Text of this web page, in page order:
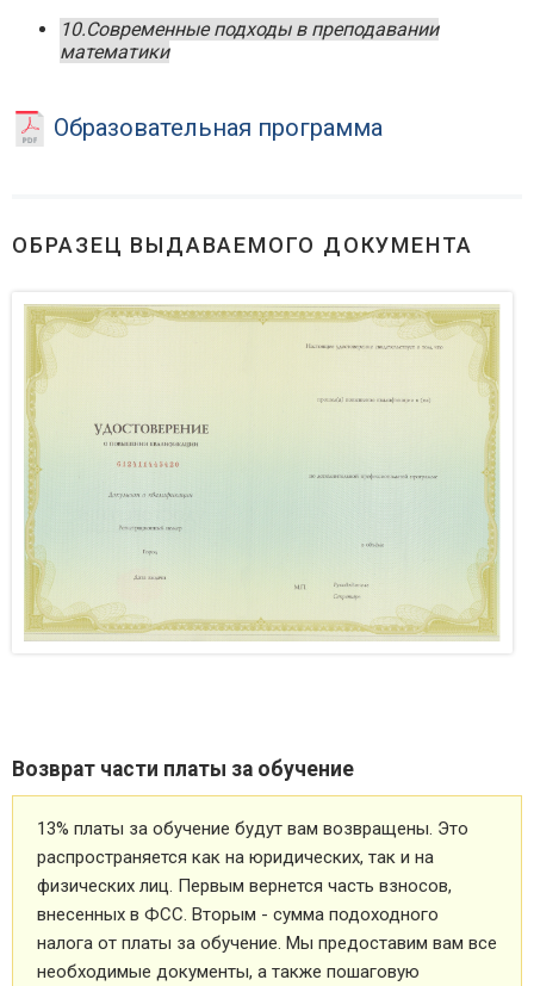
10.Современные подходы в преподавании
математики
Образовательная программа
ОБРАЗЕЦ ВЫДАВАЕМОГО ДОКУМЕНТА
Возврат части платы за обучение
13% платы за обучение будут вам возвращены. Это
распространяется как на юридических, так и на
физических лиц. Первым вернется часть взносов,
внесенных в ФСС. Вторым - сумма подоходного
налога от платы за обучение. Мы предоставим вам все
необходимые документы, а также пошаговую